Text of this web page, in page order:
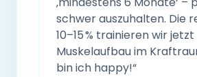
schwer auszuhalten. Die
10–15 % trainieren wir
Muskelaufbau im
bin ich happy!“